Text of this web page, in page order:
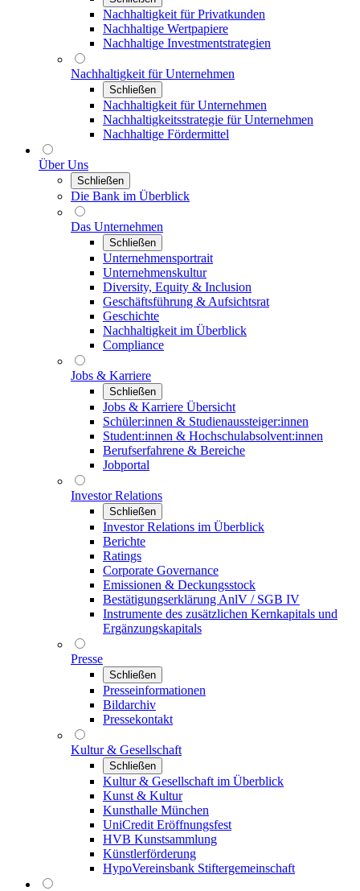
Nachhaltigkeit für Privatkunden
Nachhaltige Wertpapiere
Nachhaltige Investmentstrategien
Nachhaltigkeit für Unternehmen
Schließen
Nachhaltigkeit für Unternehmen
Nachhaltigkeitsstrategie für Unternehmen
Nachhaltige Fördermittel
Über Uns
Schließen
Die Bank im Überblick
Das Unternehmen
Schließen
Unternehmensportrait
Unternehmenskultur
Diversity, Equity & Inclusion
Geschäftsführung & Aufsichtsrat
Geschichte
Nachhaltigkeit im Überblick
Compliance
Jobs & Karriere
Schließen
Jobs & Karriere Übersicht
Schüler:innen & Studienaussteiger:innen
Student:innen & Hochschulabsolvent:innen
Berufserfahrene & Bereiche
Jobportal
Investor Relations
Schließen
Investor Relations im Überblick
Berichte
Ratings
Corporate Governance
Emissionen & Deckungsstock
Bestätigungserklärung AnlV / SGB IV
Instrumente des zusätzlichen Kernkapitals und
Ergänzungskapitals
Presse
Schließen
Presseinformationen
Bildarchiv
Pressekontakt
Kultur & Gesellschaft
Schließen
Kultur & Gesellschaft im Überblick
Kunst & Kultur
Kunsthalle München
UniCredit Eröffnungsfest
HVB Kunstsammlung
Künstlerförderung
HypoVereinsbank Stiftergemeinschaft